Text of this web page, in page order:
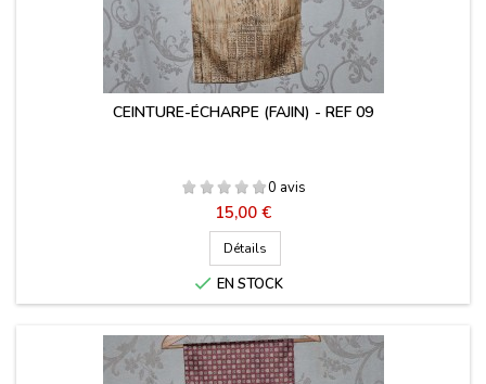
CEINTURE-ÉCHARPE (FAJIN) - REF 09
0 avis
Prix
15,00 €
Détails
 EN STOCK